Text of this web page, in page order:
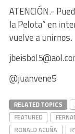
ATENCIÓN.-
la Pelota” en
vuelve a unirnos.
@juanvene5
RELATED TOPICS
FEATURED
RONALD ACUÑA